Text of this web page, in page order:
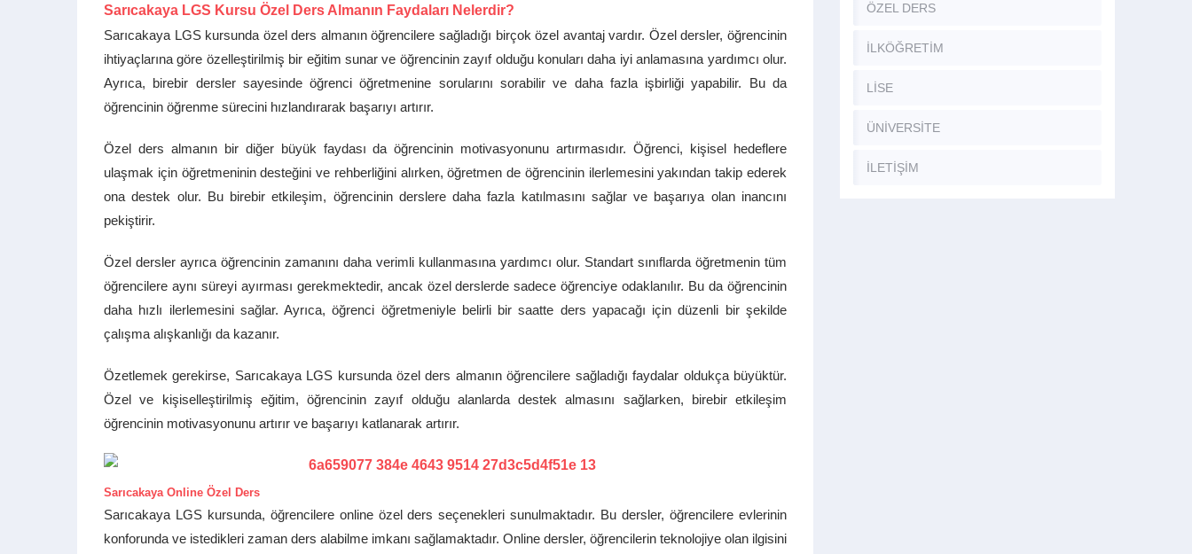
Sarıcakaya LGS Kursu Özel Ders Almanın Faydaları Nelerdir?
Sarıcakaya LGS kursunda özel ders almanın öğrencilere sağladığı birçok özel avantaj vardır. Özel dersler, öğrencinin
ihtiyaçlarına göre özelleştirilmiş bir eğitim sunar ve öğrencinin zayıf olduğu konuları daha iyi anlamasına yardımcı olur.
Ayrıca, birebir dersler sayesinde öğrenci öğretmenine sorularını sorabilir ve daha fazla işbirliği yapabilir. Bu da
öğrencinin öğrenme sürecini hızlandırarak başarıyı artırır.
Özel ders almanın bir diğer büyük faydası da öğrencinin motivasyonunu artırmasıdır. Öğrenci, kişisel hedeflere
ulaşmak için öğretmeninin desteğini ve rehberliğini alırken, öğretmen de öğrencinin ilerlemesini yakından takip ederek
ona destek olur. Bu birebir etkileşim, öğrencinin derslere daha fazla katılmasını sağlar ve başarıya olan inancını
pekiştirir.
Özel dersler ayrıca öğrencinin zamanını daha verimli kullanmasına yardımcı olur. Standart sınıflarda öğretmenin tüm
öğrencilere aynı süreyi ayırması gerekmektedir, ancak özel derslerde sadece öğrenciye odaklanılır. Bu da öğrencinin
daha hızlı ilerlemesini sağlar. Ayrıca, öğrenci öğretmeniyle belirli bir saatte ders yapacağı için düzenli bir şekilde
çalışma alışkanlığı da kazanır.
Özetlemek gerekirse, Sarıcakaya LGS kursunda özel ders almanın öğrencilere sağladığı faydalar oldukça büyüktür.
Özel ve kişiselleştirilmiş eğitim, öğrencinin zayıf olduğu alanlarda destek almasını sağlarken, birebir etkileşim
öğrencinin motivasyonunu artırır ve başarıyı katlanarak artırır.
Sarıcakaya Online Özel Ders
Sarıcakaya LGS kursunda, öğrencilere online özel ders seçenekleri sunulmaktadır. Bu dersler, öğrencilere evlerinin
konforunda ve istedikleri zaman ders alabilme imkanı sağlamaktadır. Online dersler, öğrencilerin teknolojiye olan ilgisini
ÖZEL DERS
İLKÖĞRETİM
LİSE
ÜNİVERSİTE
İLETİŞİM